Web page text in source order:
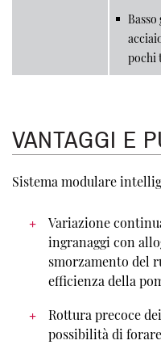
pochi
VANTAGGI E
Sistema modulare
Variazione
ingranaggi con
smorzamento del
efficienza della
Rottura precoce
possibilità di